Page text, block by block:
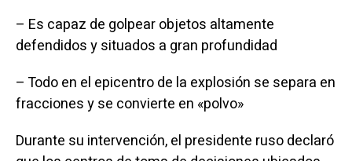
– Es capaz de golpear objetos altamente
defendidos y situados a gran profundidad
– Todo en el epicentro de la explosión se separa en
fracciones y se convierte en «polvo»
Durante su intervención, el presidente ruso declaró